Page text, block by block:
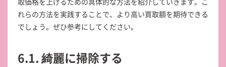
れらの方法を実践することで、より高い買取額を期待できる
でしょう。ぜひ参考にしてください。
6.1. 綺麗に掃除する